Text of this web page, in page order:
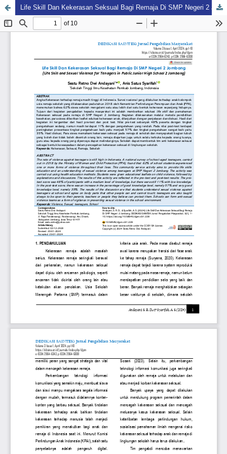
Life Skill Dan Kekerasan Seksual Bagi Remaja Di SMP Negeri 2 Jombang